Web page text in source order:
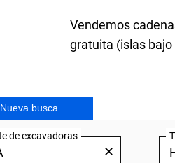
Vendemos
gratuita (islas
Nueva busca
de excavadoras
✕